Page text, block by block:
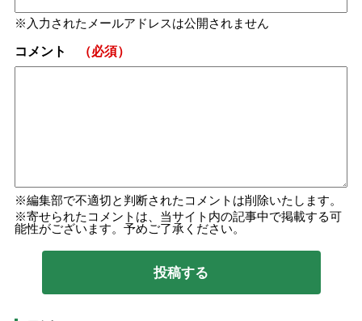
入力されたメールアドレスは公開されません
コメント （必須）
編集部で不適切と判断されたコメントは削除いたします。
寄せられたコメントは、当サイト内の記事中で掲載する可
能性がございます。予めご了承ください。